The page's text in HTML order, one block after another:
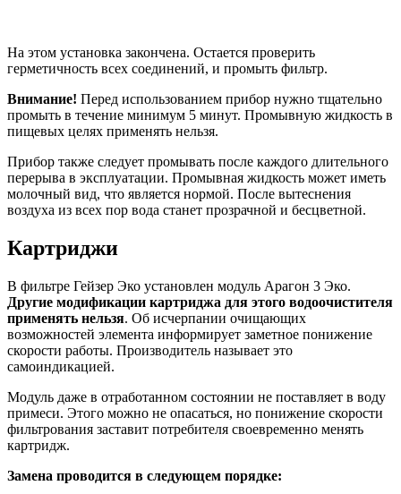
На этом установка закончена. Остается проверить
герметичность всех соединений, и промыть фильтр.
Внимание! Перед использованием прибор нужно тщательно
промыть в течение минимум 5 минут. Промывную жидкость в
пищевых целях применять нельзя.
Прибор также следует промывать после каждого длительного
перерыва в эксплуатации. Промывная жидкость может иметь
молочный вид, что является нормой. После вытеснения
воздуха из всех пор вода станет прозрачной и бесцветной.
Картриджи
В фильтре Гейзер Эко установлен модуль Арагон 3 Эко.
Другие модификации картриджа для этого водоочистителя
применять нельзя. Об исчерпании очищающих
возможностей элемента информирует заметное понижение
скорости работы. Производитель называет это
самоиндикацией.
Модуль даже в отработанном состоянии не поставляет в воду
примеси. Этого можно не опасаться, но понижение скорости
фильтрования заставит потребителя своевременно менять
картридж.
Замена проводится в следующем порядке: